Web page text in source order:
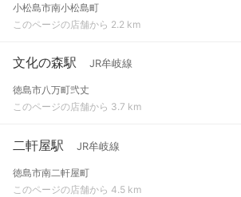
小松島市南小松島町
このページの店舗から 2.2 km
文化の森駅 JR牟岐線
徳島市八万町弐丈
このページの店舗から 3.7 km
二軒屋駅 JR牟岐線
徳島市南二軒屋町
このページの店舗から 4.5 km